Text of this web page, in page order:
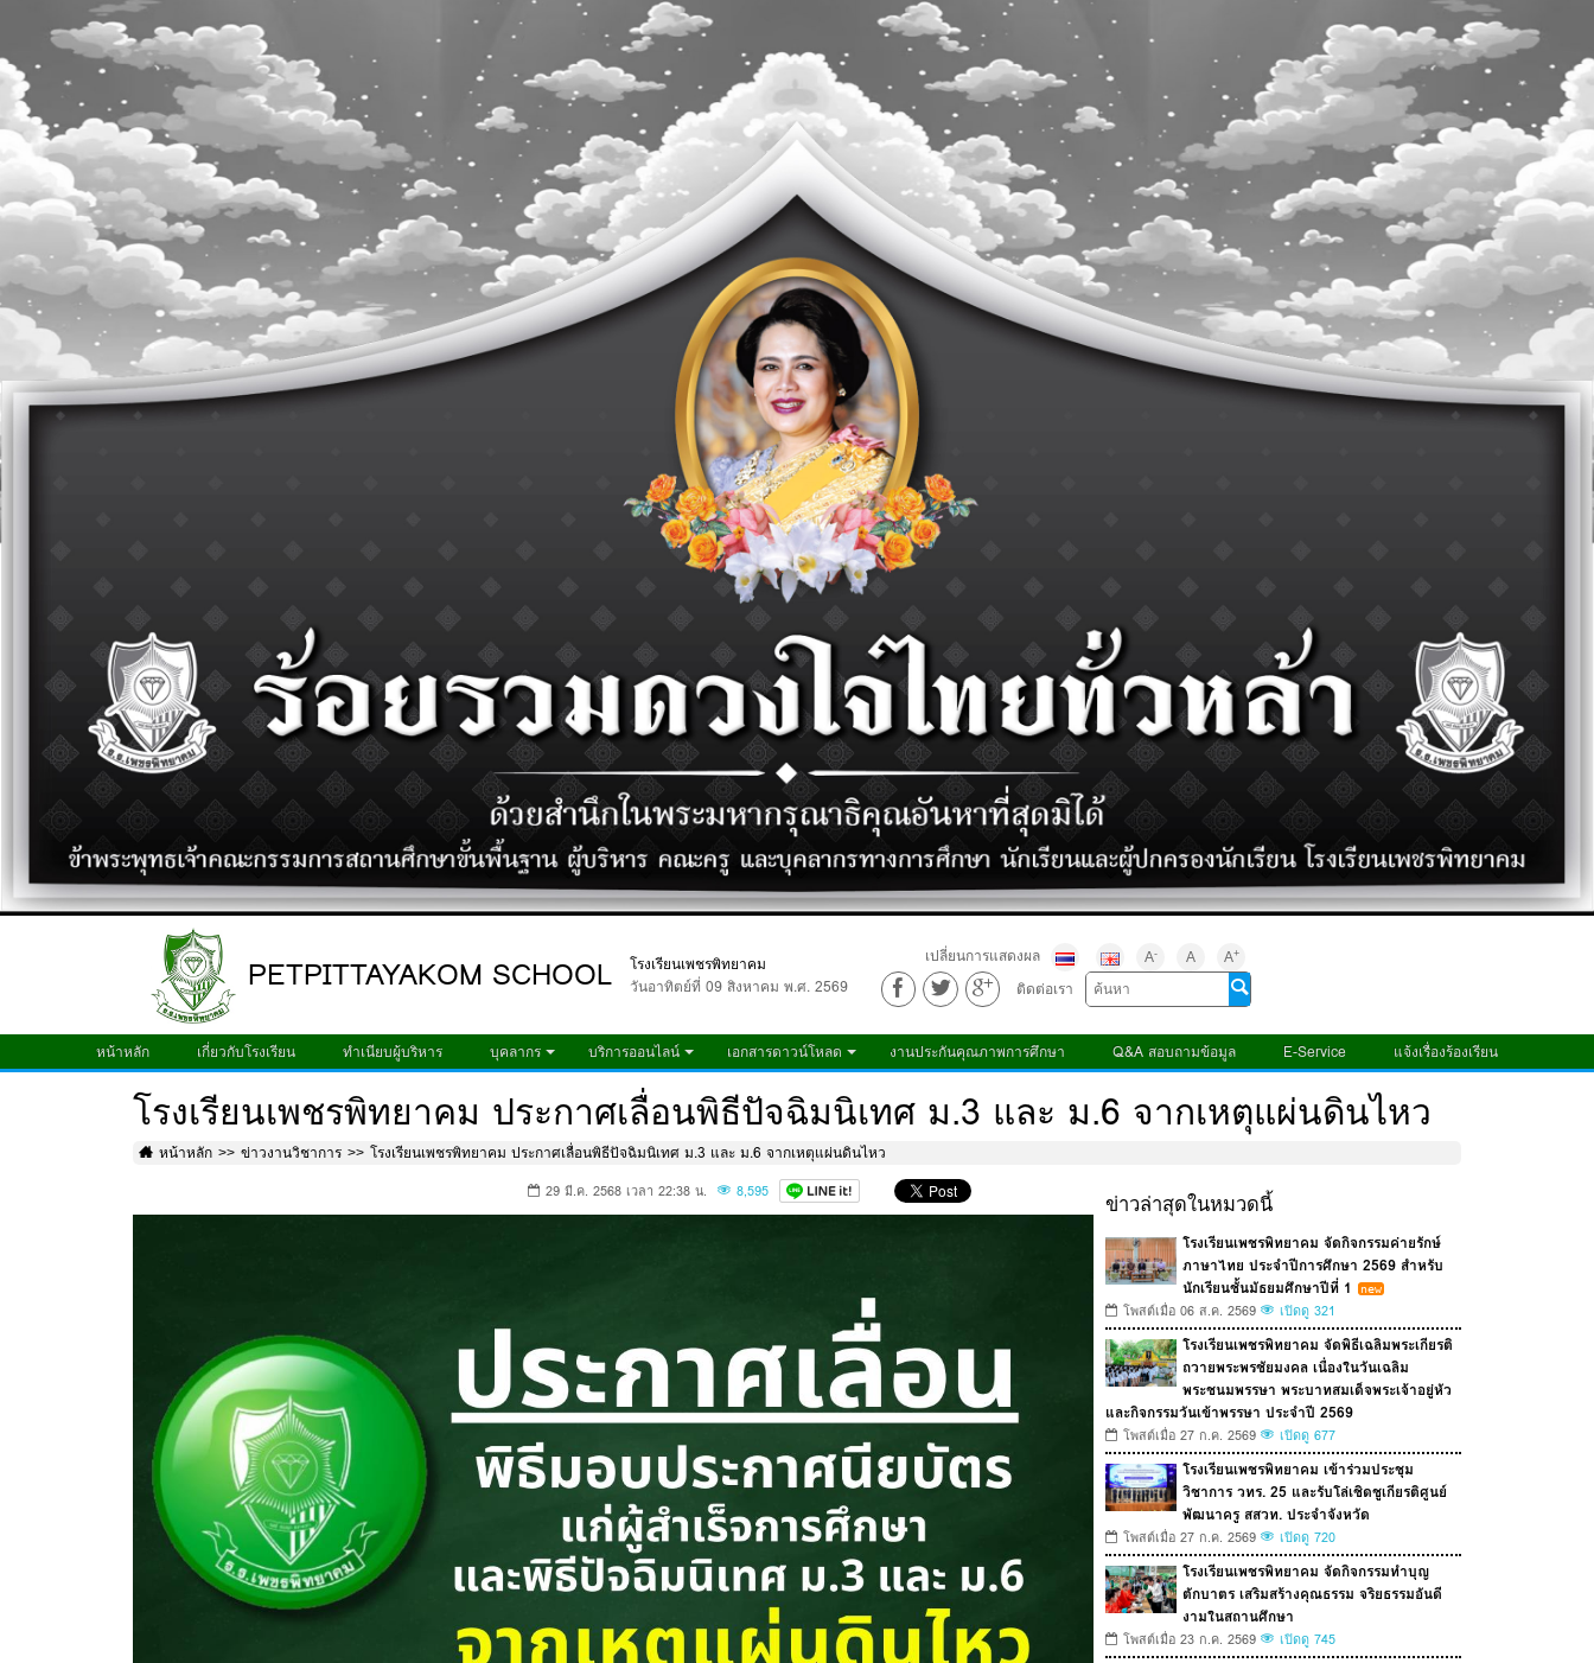
PETPITTAYAKOM SCHOOL
โรงเรียนเพชรพิทยาคม
วันอาทิตย์ที่ 09 สิงหาคม พ.ศ. 2569
เปลี่ยนการแสดงผล A- A A+
ติดต่อเรา
หน้าหลัก เกี่ยวกับโรงเรียน ทำเนียบผู้บริหาร บุคลากร บริการออนไลน์ เอกสารดาวน์โหลด งานประกันคุณภาพการศึกษา Q&A สอบถามข้อมูล E-Service แจ้งเรื่องร้องเรียน
โรงเรียนเพชรพิทยาคม ประกาศเลื่อนพิธีปัจฉิมนิเทศ ม.3 และ ม.6 จากเหตุแผ่นดินไหว
หน้าหลัก ข่าวงานวิชาการ โรงเรียนเพชรพิทยาคม ประกาศเลื่อนพิธีปัจฉิมนิเทศ ม.3 และ ม.6 จากเหตุแผ่นดินไหว
29 มี.ค. 2568 เวลา 22:38 น. 8,595 ข่าวล่าสุดในหมวดนี้
โรงเรียนเพชรพิทยาคม จัดกิจกรรมค่ายรักษ์
ภาษาไทย ประจำปีการศึกษา 2569 สำหรับ
นักเรียนชั้นมัธยมศึกษาปีที่ 1
โพสต์เมื่อ 06 ส.ค. 2569 เปิดดู 321
โรงเรียนเพชรพิทยาคม จัดพิธีเฉลิมพระเกียรติ
ถวายพระพรชัยมงคล เนื่องในวันเฉลิม
พระชนมพรรษา พระบาทสมเด็จพระเจ้าอยู่หัว
และกิจกรรมวันเข้าพรรษา ประจำปี 2569
โพสต์เมื่อ 27 ก.ค. 2569 เปิดดู 677
โรงเรียนเพชรพิทยาคม เข้าร่วมประชุม
วิชาการ วทร. 25 และรับโล่เชิดชูเกียรติศูนย์
พัฒนาครู สสวท. ประจำจังหวัด
โพสต์เมื่อ 27 ก.ค. 2569 เปิดดู 720
โรงเรียนเพชรพิทยาคม จัดกิจกรรมทำบุญ
ตักบาตร เสริมสร้างคุณธรรม จริยธรรมอันดี
งามในสถานศึกษา
โพสต์เมื่อ 23 ก.ค. 2569 เปิดดู 745